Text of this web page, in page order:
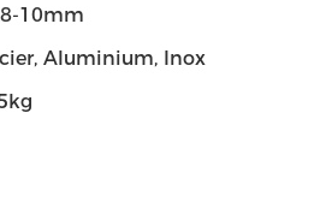
10mm
Aluminium, Inox